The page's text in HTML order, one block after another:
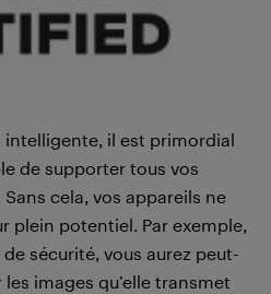
intelligente, il est primordial
de supporter tous vos
cela, vos appareils ne
plein potentiel. Par exemple,
sécurité, vous aurez peut-
images qu’elle transmet